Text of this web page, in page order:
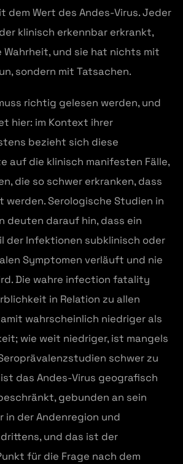
dem Wert des Andes-Virus. Jeder
klinisch erkennbar erkrankt,
und sie hat nichts mit
sondern mit Tatsachen.
richtig gelesen werden, und
hier: im Kontext ihrer
bezieht sich diese
auf die klinisch manifesten Fälle,
die so schwer erkranken, dass
Serologische Studien in
deuten darauf hin, dass ein
der Infektionen subklinisch oder
Symptomen verläuft und nie
Die wahre infection fatality
in Relation zu allen
wahrscheinlich niedriger als
wie weit niedriger, ist mangels
schwer zu
das Andes-Virus geografisch
gebunden an sein
in der Andenregion und
und das ist der
für die Frage nach dem